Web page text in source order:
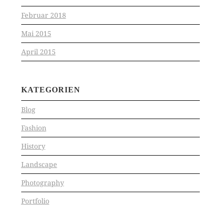
Februar 2018
Mai 2015
April 2015
KATEGORIEN
Blog
Fashion
History
Landscape
Photography
Portfolio